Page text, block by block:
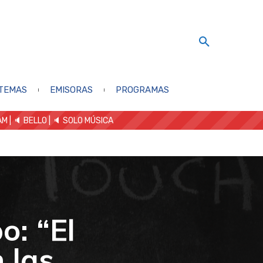
EMISORAS PROGRAMAS
| 🔈 BELLO 🔈 SOLO MÚSICA
“El